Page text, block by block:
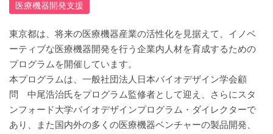
医療機器開発支援
東京都は、将来の医療機器産業の活性化を見据えて、イノベ
ーティブな医療機器開発を行う企業内人材を育成するための
プログラムを開催しています。
本プログラムは、一般社団法人日本バイオデザイン学会顧
問 中尾浩治氏をプログラム監修者として迎え、さらにスタ
ンフォード大学バイオデザインプログラム・ダイレクターで
あり、また国内外の多くの医療機器ベンチャーの製品開発、